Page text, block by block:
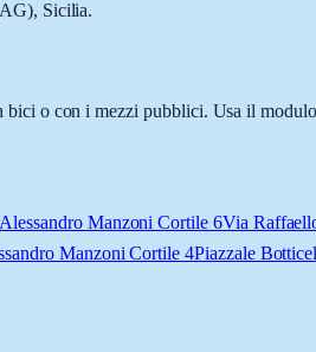
Sicilia.
o con i mezzi pubblici. Usa il
Manzoni Cortile 6Via
Manzoni Cortile 4Piazzale